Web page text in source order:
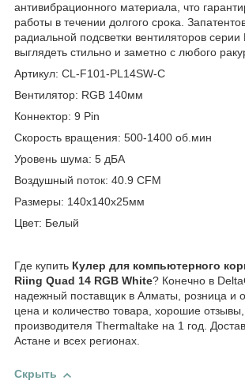
антивибрационного материала, что
работы в течении долгого срока.
радиальной подсветки вентиляторов
выглядеть стильно и заметно с любого
Артикул: CL-F101-PL14SW-C
Вентилятор: RGB 140мм
Коннектор: 9 Pin
Скорость вращения: 500-1400 об.мин
Уровень шума: 5 дБА
Воздушный поток: 40.9 CFM
Размеры: 140х140х25мм
Цвет: Белый
Где купить Кулер для компьютерного
Riing Quad 14 RGB White? Конечно в
надежный поставщик в Алматы, розница и
цена и количество товара, хорошие
производителя Thermaltake на 1 год.
Астане и всех регионах.
Скрыть